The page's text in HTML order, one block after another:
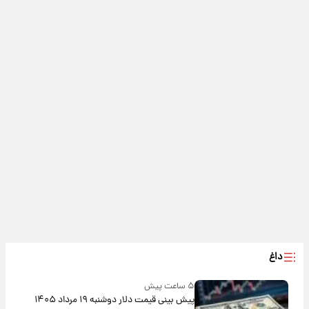
داغ
۵ ساعت پیش
پیش‌ بینی قیمت دلار دوشنبه ۱۹ مرداد ۱۴۰۵